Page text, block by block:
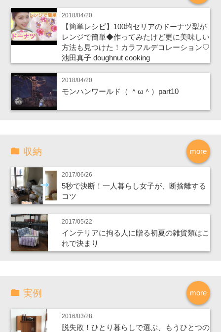
2018/04/20
【簡単レシピ】100均セリアのドーナツ型が
レンジで簡単◆作ってみたけど更に美味しい
方法も見つけた！カラフルデコレーション♡
池田真子 doughnut cooking
2018/04/20
モンハンワールド（ ＾ω＾）part10
more
収納
2017/06/26
5秒で決断！一人暮らし女子が、断捨離する
コツ
2017/05/22
インテリアに拘る人に贈る初夏の雑貨類はこ
れで決まり
more
実例
2016/03/28
脱失敗！ひとり暮らしで選ぶ、もうひとつの